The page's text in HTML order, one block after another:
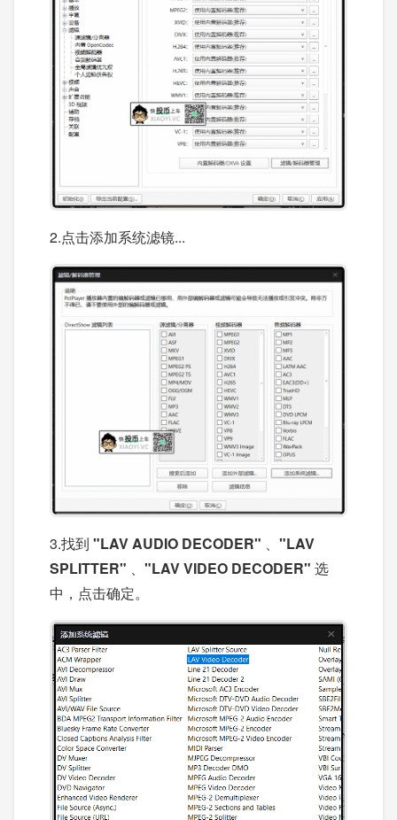
2.点击添加系统滤镜...
3.找到 "LAV AUDIO DECODER" 、 "LAV
SPLITTER" 、 "LAV VIDEO DECODER" 选
中，点击确定。